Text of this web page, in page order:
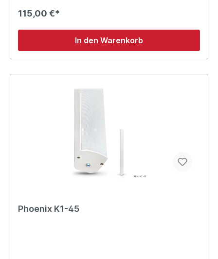
115,00 €*
In den Warenkorb
Phoenix K1-45